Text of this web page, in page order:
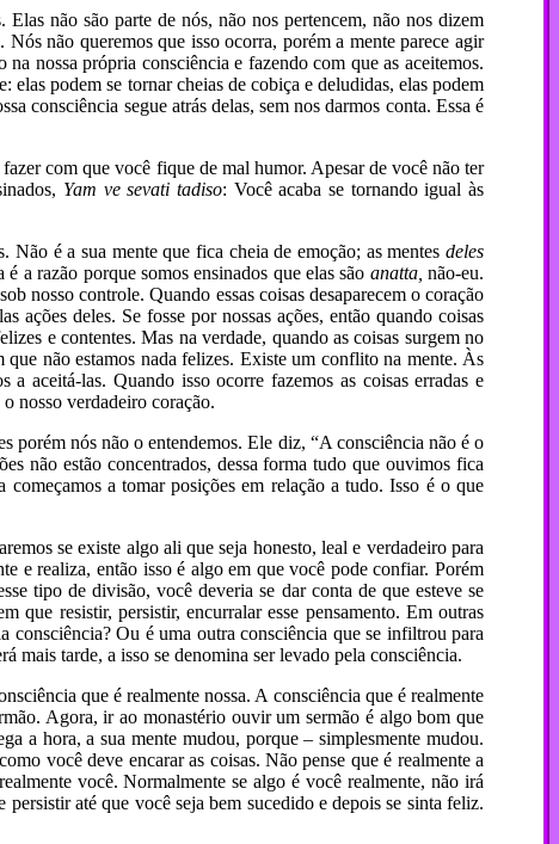
não são parte de nós, não nos pertencem, não nos dizem
não queremos que isso ocorra, porém a mente parece agir
nossa própria consciência e fazendo com que as aceitemos.
elas podem se tornar cheias de cobiça e deludidas, elas podem
consciência segue atrás delas, sem nos darmos conta. Essa é
com que você fique de mal humor. Apesar de você não ter
Yam ve sevati tadiso: Você acaba se tornando igual às
Não é a sua mente que fica cheia de emoção; as mentes deles
a razão porque somos ensinados que elas são anatta, não-eu.
nosso controle. Quando essas coisas desaparecem o coração
ações deles. Se fosse por nossas ações, então quando coisas
e contentes. Mas na verdade, quando as coisas surgem no
que não estamos nada felizes. Existe um conflito na mente. Às
a aceitá-las. Quando isso ocorre fazemos as coisas erradas e
nosso verdadeiro coração.
porém nós não o entendemos. Ele diz, “A consciência não é o
não estão concentrados, dessa forma tudo que ouvimos fica
a tomar posições em relação a tudo. Isso é o que
se existe algo ali que seja honesto, leal e verdadeiro para
e realiza, então isso é algo em que você pode confiar. Porém
tipo de divisão, você deveria se dar conta de que esteve se
que resistir, persistir, encurralar esse pensamento. Em outras
consciência? Ou é uma outra consciência que se infiltrou para
mais tarde, a isso se denomina ser levado pela consciência.
que é realmente nossa. A consciência que é realmente
Agora, ir ao monastério ouvir um sermão é algo bom que
a hora, a sua mente mudou, porque – simplesmente mudou.
você deve encarar as coisas. Não pense que é realmente a
você. Normalmente se algo é você realmente, não irá
até que você seja bem sucedido e depois se sinta feliz.